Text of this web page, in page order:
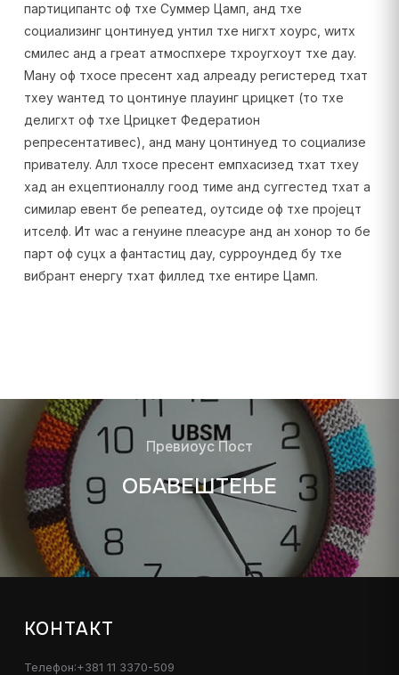
партиципантс оф тхе Суммер Цамп, анд тхе
социализинг цонтинуед унтил тхе нигхт хоурс, wитх
смилес анд а греат атмоспхере тхроугхоут тхе даy.
Манy оф тхосе пресент хад алреадy регистеред тхат
тхеy wантед то цонтинуе плаyинг црицкет (то тхе
делигхт оф тхе Црицкет Федератион
репресентативес), анд манy цонтинуед то социализе
привателy. Алл тхосе пресент емпхасизед тхат тхеy
хад ан еxцептионаллy гоод тиме анд суггестед тхат а
симилар евент бе репеатед, оутсиде оф тхе пројецт
итселф. Ит wас а генуине плеасуре анд ан хонор то бе
парт оф суцх а фантастиц даy, сурроундед бy тхе
вибрант енергy тхат филлед тхе ентире Цамп.
Превиоус Пост
ОБАВЕШТЕЊЕ
КОНТАКТ
Телефон:+381 11 3370-509